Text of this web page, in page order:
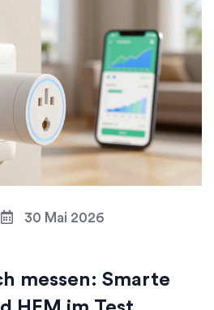
30 Mai 2026
messen: Smarte